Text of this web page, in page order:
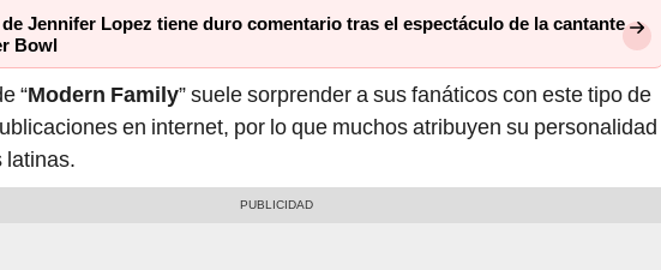
de Jennifer Lopez tiene duro comentario tras el espectáculo de la cantante
Bowl
“Modern Family” suele sorprender a sus fanáticos con este tipo de
en internet, por lo que muchos atribuyen su personalidad
latinas.